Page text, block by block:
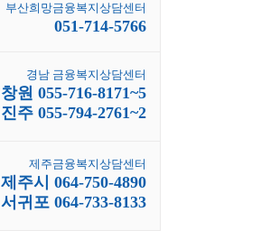
부산희망금융복지상담센터
051-714-5766
경남 금융복지상담센터
창원 055-716-8171~5
진주 055-794-2761~2
제주금융복지상담센터
제주시 064-750-4890
서귀포 064-733-8133